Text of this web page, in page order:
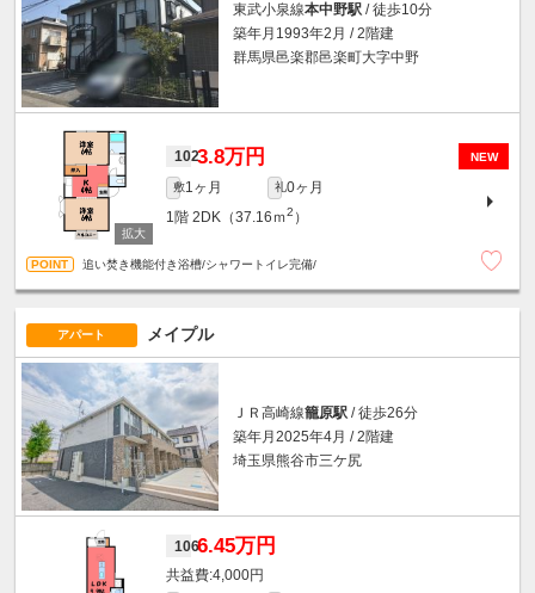
東武小泉線本中野駅 / 徒歩10分
築年月1993年2月 / 2階建
群馬県邑楽郡邑楽町大字中野
NEW
1023.8万円
敷1ヶ月 礼0ヶ月
1階 2DK（37.16ｍ2 ）
追い焚き機能付き浴槽/シャワートイレ完備/
アパート メイプル
ＪＲ高崎線籠原駅 / 徒歩26分
築年月2025年4月 / 2階建
埼玉県熊谷市三ケ尻
1066.45万円
4,000円